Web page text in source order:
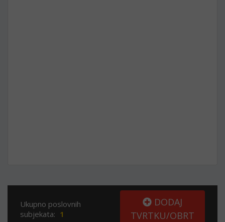
Ukupno poslovnih
subjekata: 1
DODAJ
TVRTKU/OBRT